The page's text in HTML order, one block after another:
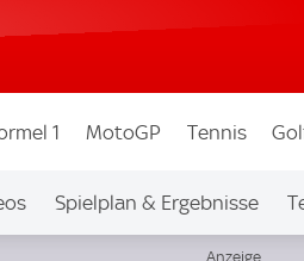
1 MotoGP Tennis
Spielplan & Ergebnisse